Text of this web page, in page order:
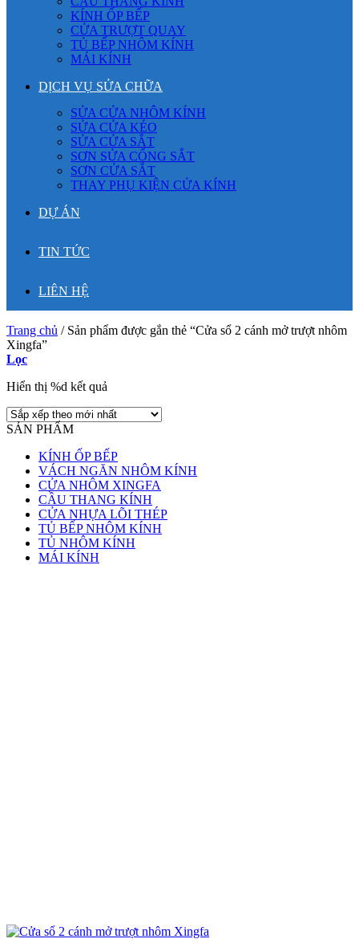
KÍNH ỐP BẾP
CỬA TRƯỢT QUAY
TỦ BẾP NHÔM KÍNH
MÁI KÍNH
DỊCH VỤ SỬA CHỮA
SỬA CỬA NHÔM KÍNH
SỬA CỬA KÉO
SỬA CỬA SẮT
SƠN SỬA CỔNG SẮT
SƠN CỬA SẮT
THAY PHỤ KIỆN CỬA KÍNH
DỰ ÁN
TIN TỨC
LIÊN HỆ
Trang chủ /Sản phẩm được gắn thẻ “Cửa sổ 2 cánh mở trượt nhôm
Xingfa”
Lọc
Hiển thị %d kết quả
SẢN PHẨM
KÍNH ỐP BẾP
VÁCH NGĂN NHÔM KÍNH
CỬA NHÔM XINGFA
CẦU THANG KÍNH
CỬA NHỰA LÕI THÉP
TỦ BẾP NHÔM KÍNH
TỦ NHÔM KÍNH
MÁI KÍNH